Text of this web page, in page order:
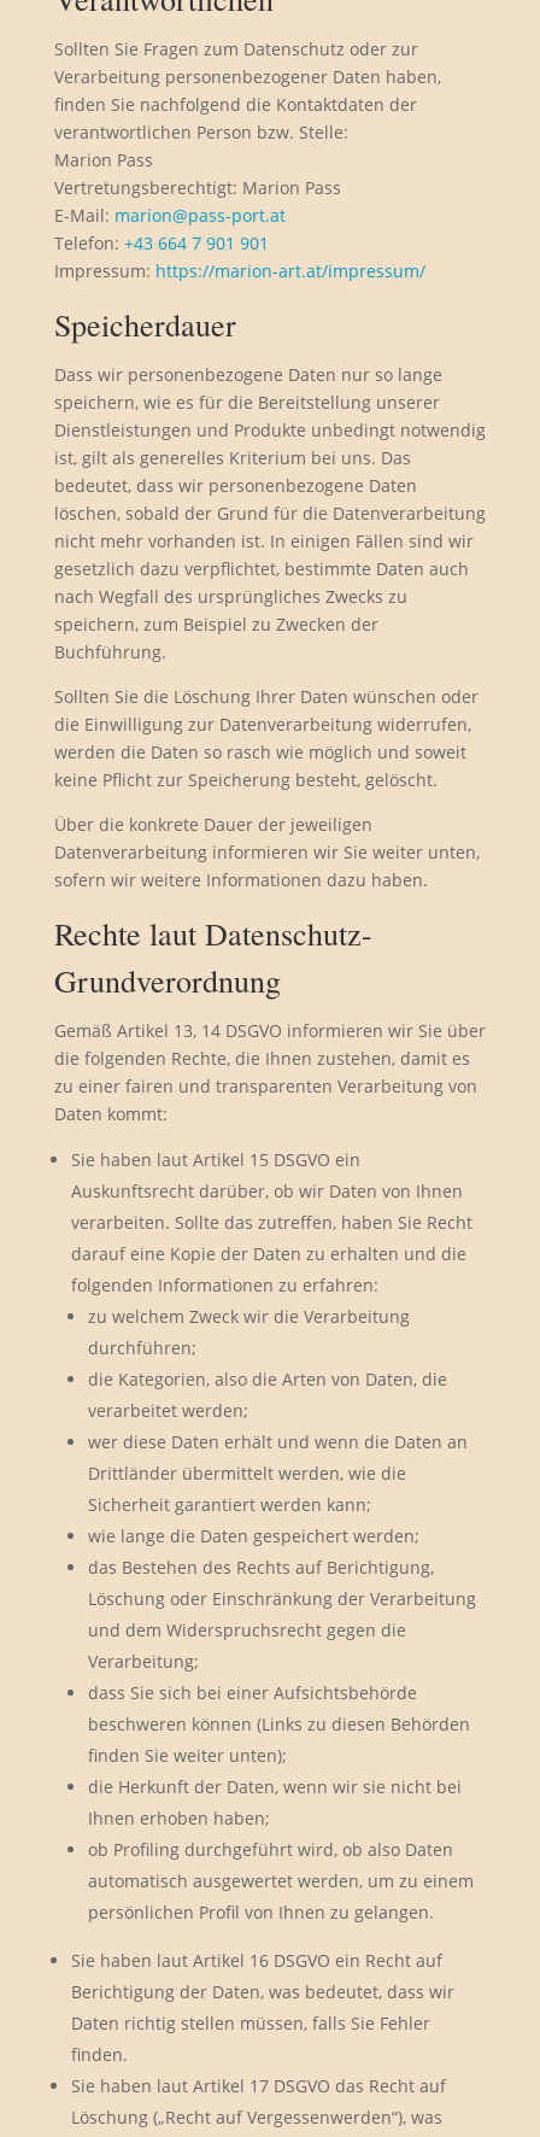
Sollten Sie Fragen zum Datenschutz oder zur
Verarbeitung personenbezogener Daten haben,
finden Sie nachfolgend die Kontaktdaten der
verantwortlichen Person bzw. Stelle:
Marion Pass
Vertretungsberechtigt: Marion Pass
E-Mail: marion@pass-port.at
Telefon: +43 664 7 901 901
Impressum: https://marion-art.at/impressum/
Speicherdauer
Dass wir personenbezogene Daten nur so lange
speichern, wie es für die Bereitstellung unserer
Dienstleistungen und Produkte unbedingt notwendig
ist, gilt als generelles Kriterium bei uns. Das
bedeutet, dass wir personenbezogene Daten
löschen, sobald der Grund für die Datenverarbeitung
nicht mehr vorhanden ist. In einigen Fällen sind wir
gesetzlich dazu verpflichtet, bestimmte Daten auch
nach Wegfall des ursprüngliches Zwecks zu
speichern, zum Beispiel zu Zwecken der
Buchführung.
Sollten Sie die Löschung Ihrer Daten wünschen oder
die Einwilligung zur Datenverarbeitung widerrufen,
werden die Daten so rasch wie möglich und soweit
keine Pflicht zur Speicherung besteht, gelöscht.
Über die konkrete Dauer der jeweiligen
Datenverarbeitung informieren wir Sie weiter unten,
sofern wir weitere Informationen dazu haben.
Rechte laut Datenschutz-
Grundverordnung
Gemäß Artikel 13, 14 DSGVO informieren wir Sie über
die folgenden Rechte, die Ihnen zustehen, damit es
zu einer fairen und transparenten Verarbeitung von
Daten kommt:
Sie haben laut Artikel 15 DSGVO ein
Auskunftsrecht darüber, ob wir Daten von Ihnen
verarbeiten. Sollte das zutreffen, haben Sie Recht
darauf eine Kopie der Daten zu erhalten und die
folgenden Informationen zu erfahren:
zu welchem Zweck wir die Verarbeitung
durchführen;
die Kategorien, also die Arten von Daten, die
verarbeitet werden;
wer diese Daten erhält und wenn die Daten an
Drittländer übermittelt werden, wie die
Sicherheit garantiert werden kann;
wie lange die Daten gespeichert werden;
das Bestehen des Rechts auf Berichtigung,
Löschung oder Einschränkung der Verarbeitung
und dem Widerspruchsrecht gegen die
Verarbeitung;
dass Sie sich bei einer Aufsichtsbehörde
beschweren können (Links zu diesen Behörden
finden Sie weiter unten);
die Herkunft der Daten, wenn wir sie nicht bei
Ihnen erhoben haben;
ob Profiling durchgeführt wird, ob also Daten
automatisch ausgewertet werden, um zu einem
persönlichen Profil von Ihnen zu gelangen.
Sie haben laut Artikel 16 DSGVO ein Recht auf
Berichtigung der Daten, was bedeutet, dass wir
Daten richtig stellen müssen, falls Sie Fehler
finden.
Sie haben laut Artikel 17 DSGVO das Recht auf
Löschung („Recht auf Vergessenwerden“), was